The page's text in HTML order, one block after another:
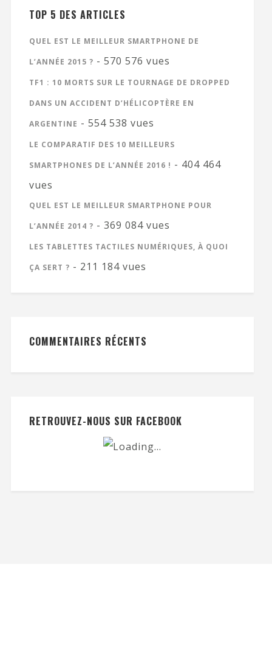
TOP 5 DES ARTICLES
QUEL EST LE MEILLEUR SMARTPHONE DE
L’ANNÉE 2015 ? - 570 576 vues
TF1 : 10 MORTS SUR LE TOURNAGE DE DROPPED
DANS UN ACCIDENT D’HÉLICOPTÈRE EN
ARGENTINE - 554 538 vues
LE COMPARATIF DES 10 MEILLEURS
SMARTPHONES DE L’ANNÉE 2016 ! - 404 464
vues
QUEL EST LE MEILLEUR SMARTPHONE POUR
L’ANNÉE 2014 ? - 369 084 vues
LES TABLETTES TACTILES NUMÉRIQUES, À QUOI
ÇA SERT ? - 211 184 vues
COMMENTAIRES RÉCENTS
RETROUVEZ-NOUS SUR FACEBOOK